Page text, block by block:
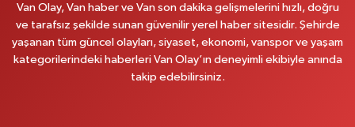
0 (432) 351 02 96 Yol Tarifi Al
Koç Eczanesi
Van Olay, Van haber ve Van son dakika gelişmelerini hızlı, doğru
ve tarafsız şekilde sunan güvenilir yerel haber sitesidir. Şehirde
yaşanan tüm güncel olayları, siyaset, ekonomi, vanspor ve yaşam
kategorilerindeki haberleri Van Olay’ın deneyimli ekibiyle anında
takip edebilirsiniz.